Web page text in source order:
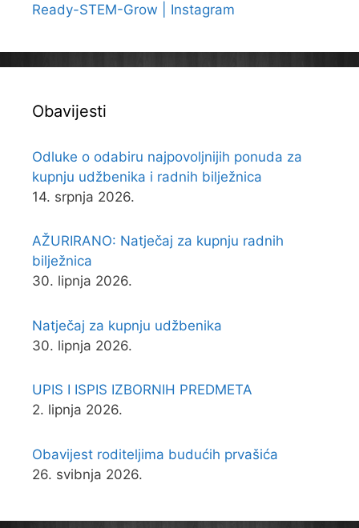
Ready-STEM-Grow | Instagram
Obavijesti
Odluke o odabiru najpovoljnijih ponuda za
kupnju udžbenika i radnih bilježnica
14. srpnja 2026.
AŽURIRANO: Natječaj za kupnju radnih
bilježnica
30. lipnja 2026.
Natječaj za kupnju udžbenika
30. lipnja 2026.
UPIS I ISPIS IZBORNIH PREDMETA
2. lipnja 2026.
Obavijest roditeljima budućih prvašića
26. svibnja 2026.